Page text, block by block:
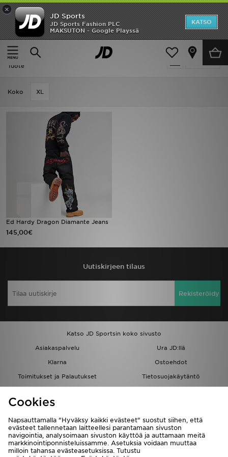
×
JD Sports
JD Sports Fashion PLC
MAKSUTON - Google Playssä
KATSO
Etusivu
Miehet Miesten vaatteet Farkut
Suodata
Miehet - Ed Hardy Farkut
Tuote
Koko XL
Ed Hardy Dragon Diamante Jeans
145,00€
Uutiskirjeen tilaus
Rekisteröidy
Katso JD Sportsin koko sivusto
Asiakaspalvelu
Ura JD:llä
Klarna
Ostoehdot
Toimitukset ja Palautukset
Tietosuojakäytäntö
Löydä myymälä
Kumppanuusohjelma
JD Blog
Etusivu
Ale
Uutuudet
Tuotemerkit
Minun JD
Minun viestini
Asiakaspalvelu ja tietoa
Cookies
Napsauttamalla "Hyväksy kaikki evästeet" suostut siihen, että
evästeet tallennetaan laitteellesi parantamaan sivuston
navigointia, analysoimaan sivuston käyttöä ja auttamaan meitä
markkinointiponnisteluissamme. Asetuksia voidaan muuttaa
milloin tahansa evästeasetuksissa. Tutustu